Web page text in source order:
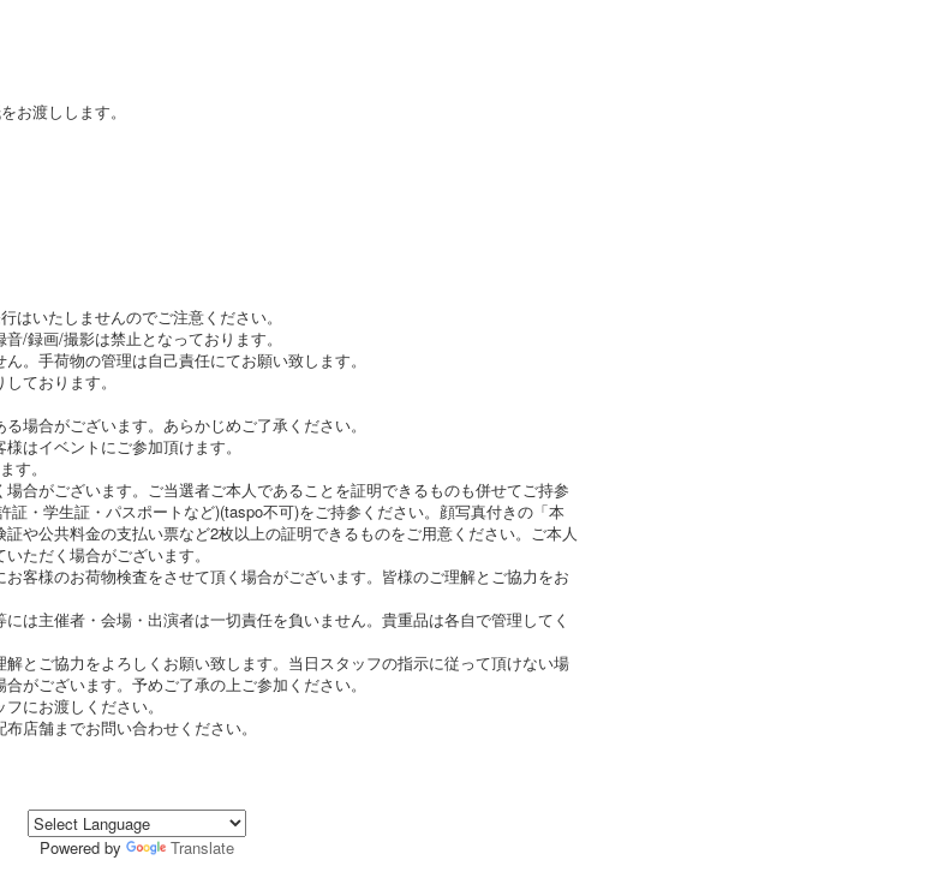
お渡しします。
はいたしませんのでご注意ください。
/録画/撮影は禁止となっております。
。手荷物の管理は自己責任にてお願い致します。
ております。
場合がございます。あらかじめご了承ください。
はイベントにご参加頂けます。
す。
合がございます。ご当選者ご本人であることを証明できるものも併せてご持参
証・学生証・パスポートなど)(taspo不可)をご持参ください。顔写真付きの「本
や公共料金の支払い票など2枚以上の証明できるものをご用意ください。ご本人
ただく場合がございます。
客様のお荷物検査をさせて頂く場合がございます。皆様のご理解とご協力をお
は主催者・会場・出演者は一切責任を負いません。貴重品は各自で管理してく
とご協力をよろしくお願い致します。当日スタッフの指示に従って頂けない場
がございます。予めご了承の上ご参加ください。
にお渡しください。
店舗までお問い合わせください。
Powered by Translate